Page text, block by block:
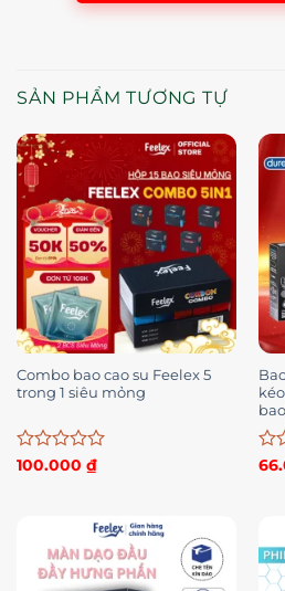
SẢN PHẨM TƯƠNG TỰ
Combo bao cao su Feelex 5
trong 1 siêu mỏng
Được
100.000 ₫
sao